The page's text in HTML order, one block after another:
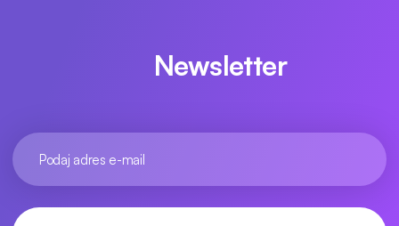
Newsletter